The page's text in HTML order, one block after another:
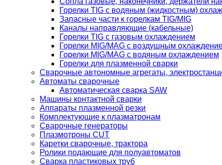
Горелки TIG с водяным (жидкостным)
Запасные части к горелкам TIG/MIG
Каналы направляющие (кабельные)
Горелки TIG с газовым охлаждением
Горелки MIG/MAG с воздушным
Горелки MIG/MAG с водяным охлаждением
Горелки для плазменной сварки
Сварочные автономные агрегаты,
Автоматы сварочные
Автоматическая сварка SAW
Машины контактной сварки
Аппараты плазменной резки
Комплектующие к плазматронам
Сварочные генераторы
Плазмотроны CUT
Каретки сварочные, трактора
Ролики подающие для полуавтоматов
Сварка пластиковых труб